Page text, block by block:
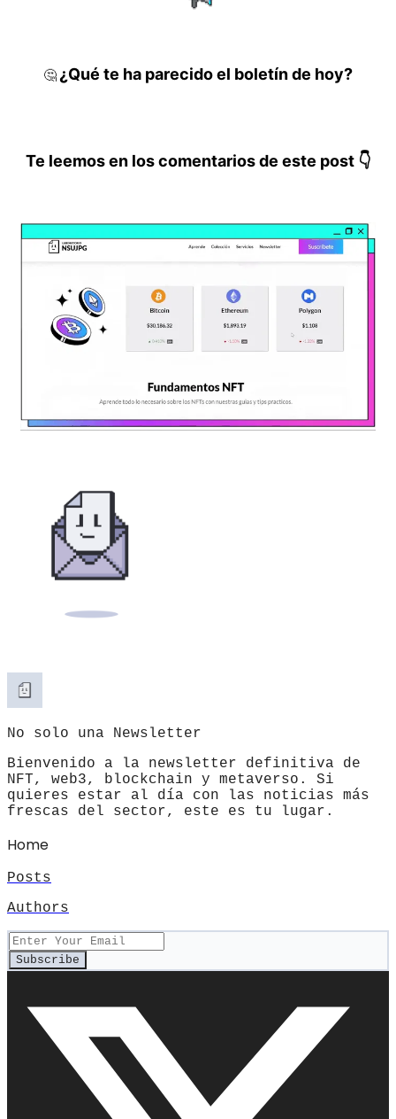
🤔¿Qué te ha parecido el boletín de hoy?
Te leemos en los comentarios de este post 👇
No solo una Newsletter
Bienvenido a la newsletter definitiva de
NFT, web3, blockchain y metaverso. Si
quieres estar al día con las noticias más
frescas del sector, este es tu lugar.
Home
Posts
Authors